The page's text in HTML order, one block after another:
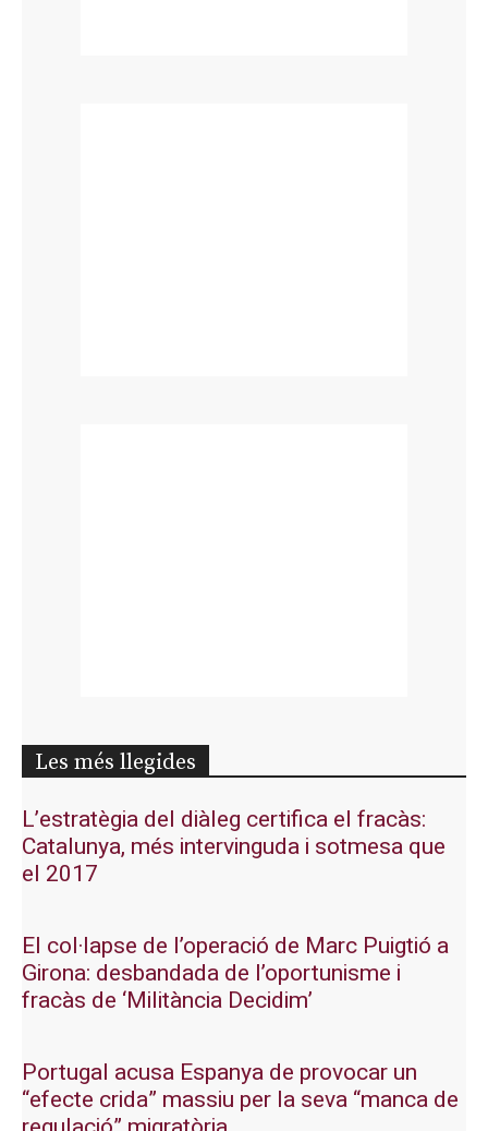
Les més llegides
L’estratègia del diàleg certifica el fracàs:
Catalunya, més intervinguda i sotmesa que
el 2017
El col·lapse de l’operació de Marc Puigtió a
Girona: desbandada de l’oportunisme i
fracàs de ‘Militància Decidim’
Portugal acusa Espanya de provocar un
“efecte crida” massiu per la seva “manca de